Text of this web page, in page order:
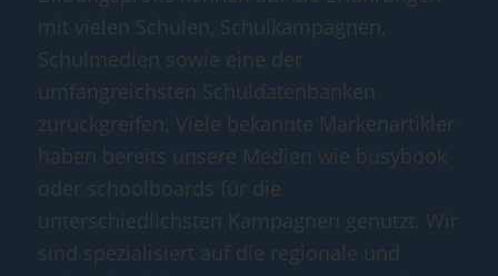
mit vielen Schulen, Schulkampagnen,
Schulmedien sowie eine der
umfangreichsten Schuldatenbanken
zurückgreifen. Viele bekannte Markenartikler
haben bereits unsere Medien wie busybook
oder schoolboards für die
unterschiedlichsten Kampagnen genutzt. Wir
sind spezialisiert auf die regionale und